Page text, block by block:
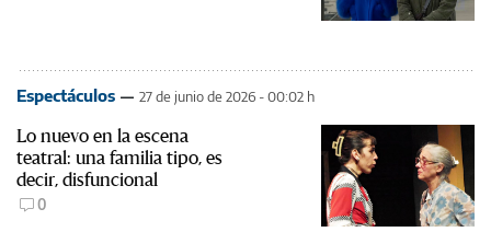
Espectáculos 27 de junio de 2026 - 00:02 h
Lo nuevo en la escena
teatral: una familia tipo, es
decir, disfuncional
0